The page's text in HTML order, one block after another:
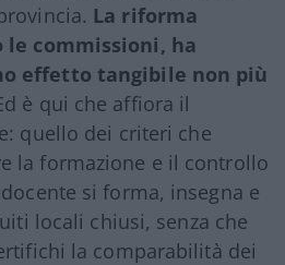
La riforma
commissioni, ha
effetto tangibile non più
è qui che affiora il
quello dei criteri che
la formazione e il controllo
si forma, insegna e
locali chiusi, senza che
la comparabilità dei